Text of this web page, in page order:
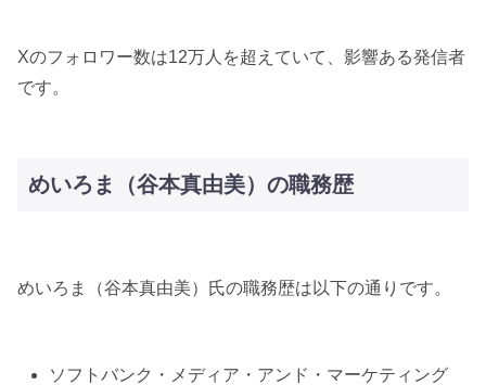
Xのフォロワー数は12万人を超えていて、影響ある発信者
です。
めいろま（谷本真由美）の職務歴
めいろま（谷本真由美）氏の職務歴は以下の通りです。
ソフトバンク・メディア・アンド・マーケティング